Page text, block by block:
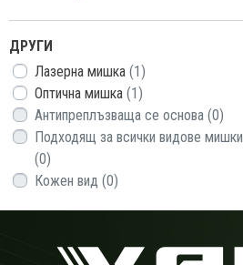
ДРУГИ
Лазерна мишка (1)
Оптична мишка (1)
Антипреплъзваща се основа (0)
Подходящ за всички видове мишки
(0)
Кожен вид (0)